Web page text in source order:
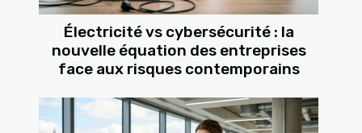
Électricité vs cybersécurité : la
nouvelle équation des entreprises
face aux risques contemporains